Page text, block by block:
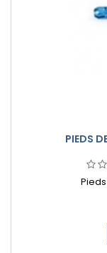
PIEDS